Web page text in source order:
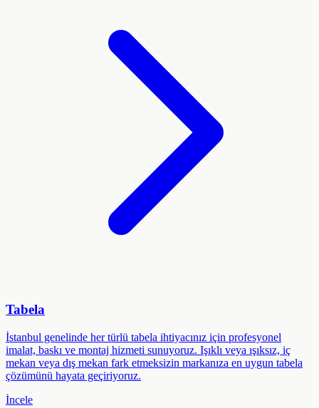
Tabela
İstanbul genelinde her türlü tabela ihtiyacınız için profesyonel
imalat, baskı ve montaj hizmeti sunuyoruz. Işıklı veya ışıksız, iç
mekan veya dış mekan fark etmeksizin markanıza en uygun tabela
çözümünü hayata geçiriyoruz.
İncele